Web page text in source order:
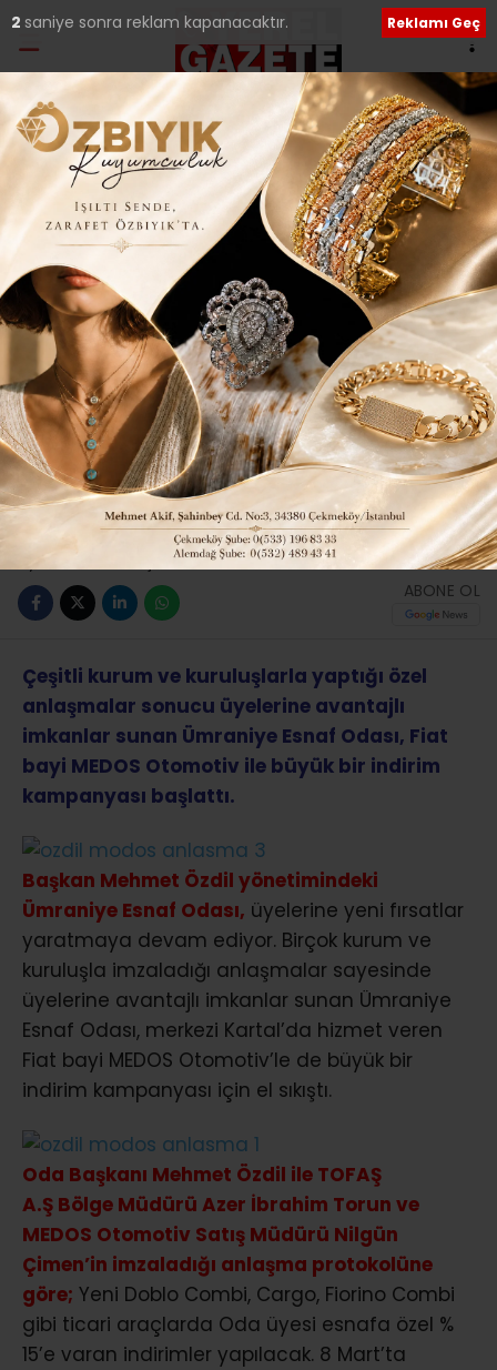
Ana Sayfa›Güncel
MEDOS OTOMOTİV’DEN
ÜMRANİYE ESNAF ODASI
ÜYELERİNE BÜYÜK
FIRSAT…
Giriş: 12-04-2016 01:44
Güncelleme: 12-04-2016 10:11
Güncel Tüm Manşetler
ABONE OL
Çeşitli kurum ve kuruluşlarla yaptığı özel
anlaşmalar sonucu üyelerine avantajlı
imkanlar sunan Ümraniye Esnaf Odası, Fiat
bayi MEDOS Otomotiv ile büyük bir indirim
kampanyası başlattı.
Başkan Mehmet Özdil yönetimindeki
Ümraniye Esnaf Odası, üyelerine yeni fırsatlar
yaratmaya devam ediyor. Birçok kurum ve
kuruluşla imzaladığı anlaşmalar sayesinde
üyelerine avantajlı imkanlar sunan Ümraniye
Esnaf Odası, merkezi Kartal’da hizmet veren
Fiat bayi MEDOS Otomotiv’le de büyük bir
indirim kampanyası için el sıkıştı.
Oda Başkanı Mehmet Özdil ile TOFAŞ
A.Ş Bölge Müdürü Azer İbrahim Torun ve
MEDOS Otomotiv Satış Müdürü Nilgün
Çimen’in imzaladığı anlaşma protokolüne
göre; Yeni Doblo Combi, Cargo, Fiorino Combi
gibi ticari araçlarda Oda üyesi esnafa özel %
15’e varan indirimler yapılacak. 8 Mart’ta
1 saniye sonra reklam kapanacaktır. Reklamı Geç